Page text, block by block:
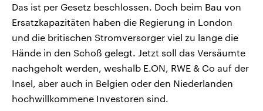
Das ist per Gesetz beschlossen. Doch beim Bau von
Ersatzkapazitäten haben die Regierung in London
und die britischen Stromversorger viel zu lange die
Hände in den Schoß gelegt. Jetzt soll das Versäumte
nachgeholt werden, weshalb E.ON, RWE & Co auf der
Insel, aber auch in Belgien oder den Niederlanden
hochwillkommene Investoren sind.